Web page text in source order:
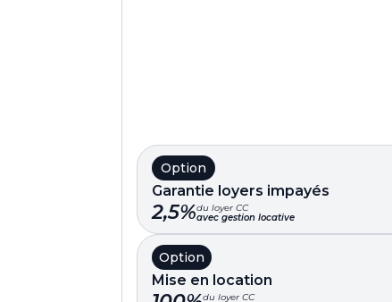
Option
Garantie loyers impayés
2,5%du loyer CC
avec gestion locative
Option
Mise en location
du loyer CC